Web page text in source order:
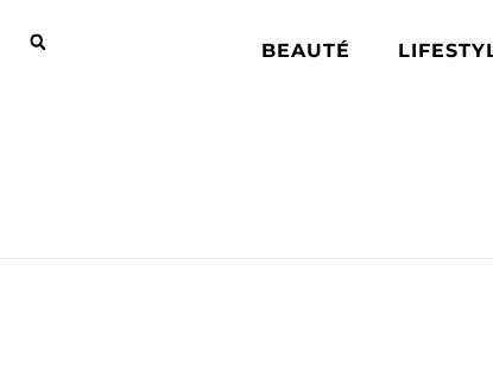
BEAUTÉ